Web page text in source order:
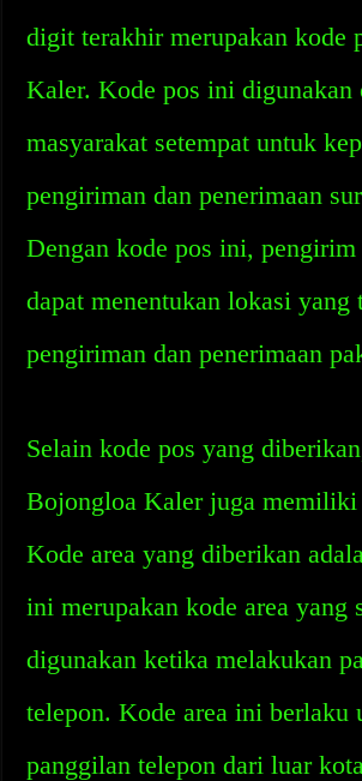
digit terakhir merupakan kode
Kaler. Kode pos ini digunakan
masyarakat setempat untuk
pengiriman dan penerimaan
Dengan kode pos ini, pengirim
dapat menentukan lokasi yang
pengiriman dan penerimaan
Selain kode pos yang
Bojongloa Kaler juga memiliki
Kode area yang diberikan
ini merupakan kode area yang
digunakan ketika melakukan
telepon. Kode area ini berlaku
panggilan telepon dari luar